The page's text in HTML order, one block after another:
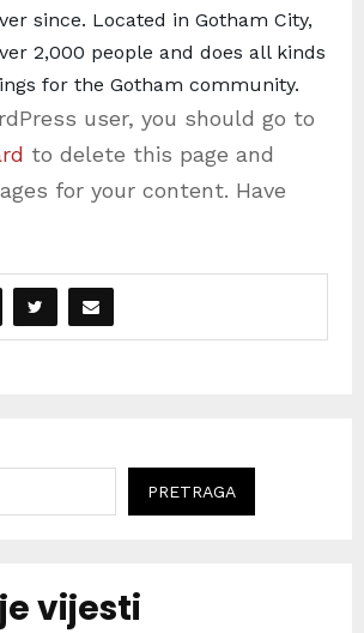
since. Located in Gotham City,
2,000 people and does all kinds
for the Gotham community.
user, you should go to
to delete this page and
for your content. Have
PRETRAGA
vijesti